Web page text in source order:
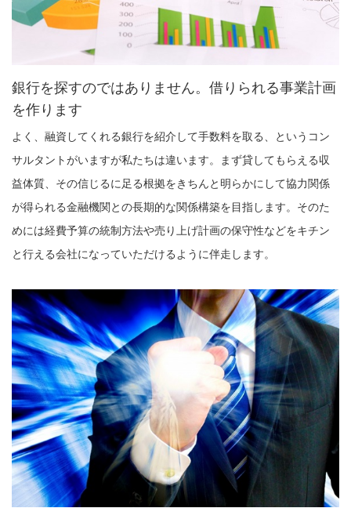
銀行を探すのではありません。借りられる事業計画
を作ります
よく、融資してくれる銀行を紹介して手数料を取る、というコン
サルタントがいますが私たちは違います。まず貸してもらえる収
益体質、その信じるに足る根拠をきちんと明らかにして協力関係
が得られる金融機関との長期的な関係構築を目指します。そのた
めには経費予算の統制方法や売り上げ計画の保守性などをキチン
と行える会社になっていただけるように伴走します。